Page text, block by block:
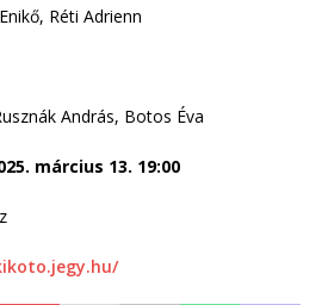
Réti Adrienn
András, Botos Éva
március 13. 19:00